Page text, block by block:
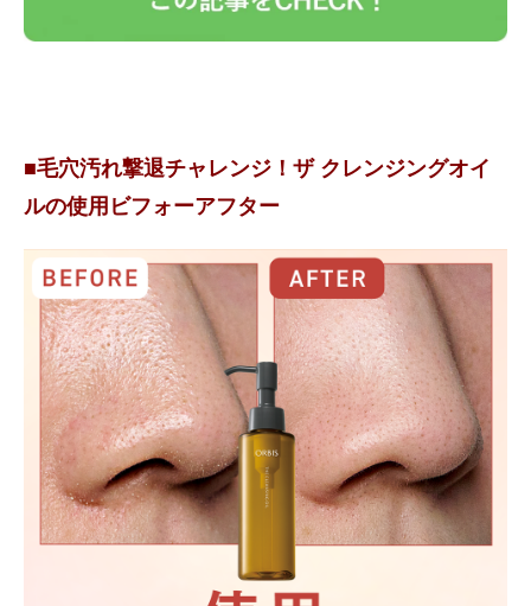
■毛穴汚れ撃退チャレンジ！ザ クレンジングオイ
ルの使用ビフォーアフター